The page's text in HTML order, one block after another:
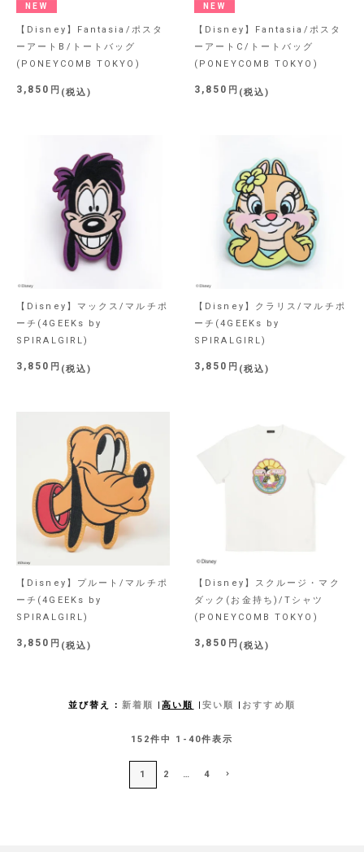
NEW
【Disney】Fantasia/ポスタ
ーアートB/トートバッグ
(PONEYCOMB TOKYO)
3,850 税込
NEW
【Disney】Fantasia/ポスタ
ーアートC/トートバッグ
(PONEYCOMB TOKYO)
3,850 税込
【Disney】マックス/マルチポ
ーチ(4GEEKs by
SPIRALGIRL)
3,850 税込
【Disney】クラリス/マルチポ
ーチ(4GEEKs by
SPIRALGIRL)
3,850 税込
【Disney】プルート/マルチポ
ーチ(4GEEKs by
SPIRALGIRL)
3,850 税込
【Disney】スクルージ・マク
ダック(お金持ち)/Tシャツ
(PONEYCOMB TOKYO)
3,850 税込
並び替え 新着順 高い順 安い順 おすすめ順
152件中 1 - 40件表示
1 2 … 4